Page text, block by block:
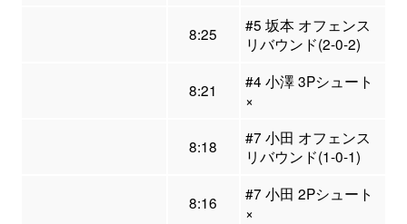
8:25
#5 坂本 オフェンス
リバウンド(2-0-2)
8:21
#4 小澤 3Pシュート
×
8:18
#7 小田 オフェンス
リバウンド(1-0-1)
8:16
#7 小田 2Pシュート
×